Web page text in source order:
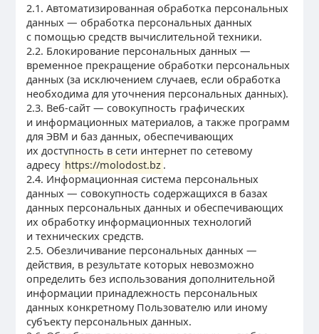
2.1. Автоматизированная обработка персональных
данных — обработка персональных данных
с помощью средств вычислительной техники.
2.2. Блокирование персональных данных —
временное прекращение обработки персональных
данных (за исключением случаев, если обработка
необходима для уточнения персональных данных).
2.3. Веб-сайт — совокупность графических
и информационных материалов, а также программ
для ЭВМ и баз данных, обеспечивающих
их доступность в сети интернет по сетевому
адресу https://molodost.bz .
2.4. Информационная система персональных
данных — совокупность содержащихся в базах
данных персональных данных и обеспечивающих
их обработку информационных технологий
и технических средств.
2.5. Обезличивание персональных данных —
действия, в результате которых невозможно
определить без использования дополнительной
информации принадлежность персональных
данных конкретному Пользователю или иному
субъекту персональных данных.